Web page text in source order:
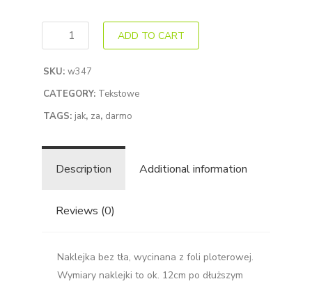
ADD TO CART
SKU: w347
CATEGORY: Tekstowe
TAGS: jak, za, darmo
Description Additional information
Reviews (0)
Naklejka bez tła, wycinana z foli ploterowej.
Wymiary naklejki to ok. 12cm po dłuższym